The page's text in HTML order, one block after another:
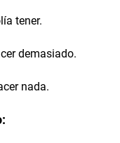
tener.
demasiado.
nada.